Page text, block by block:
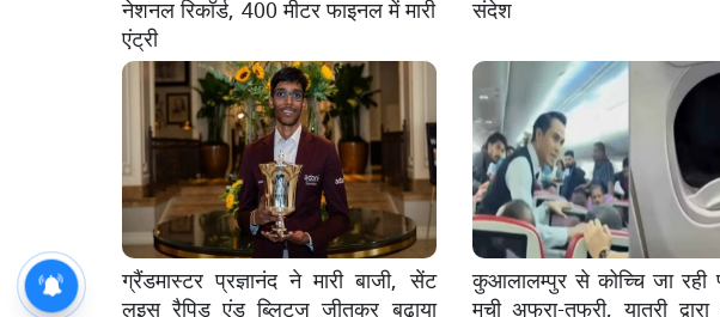
नेशनल रिकॉर्ड, 400 मीटर फाइनल में मारी
एंट्री
संदेश
ग्रैंडमास्टर प्रज्ञानंद ने मारी बाजी, सेंट
लुइस रैपिड एंड ब्लिट्ज जीतकर बढ़ाया
कुआलालम्पुर से कोच्चि जा रही
मची अफरा-तफरी, यात्री